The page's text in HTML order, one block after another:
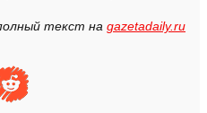
текст на gazetadaily.ru